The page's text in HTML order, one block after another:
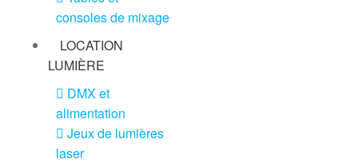
consoles de mixage
LOCATION
LUMIÈRE
DMX et
alimentation
Jeux de lumières
laser